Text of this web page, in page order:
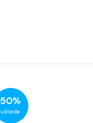
50%
uštede